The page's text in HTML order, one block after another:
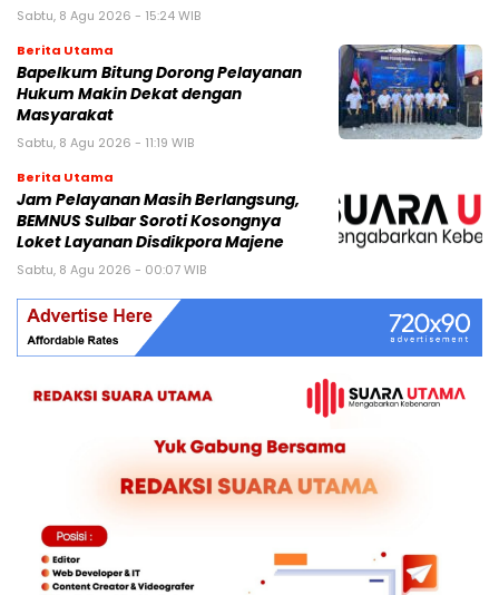
Sabtu, 8 Agu 2026 - 15:24 WIB
Berita Utama
Bapelkum Bitung Dorong Pelayanan
Hukum Makin Dekat dengan
Masyarakat
Sabtu, 8 Agu 2026 - 11:19 WIB
Berita Utama
Jam Pelayanan Masih Berlangsung,
BEMNUS Sulbar Soroti Kosongnya
Loket Layanan Disdikpora Majene
Sabtu, 8 Agu 2026 - 00:07 WIB